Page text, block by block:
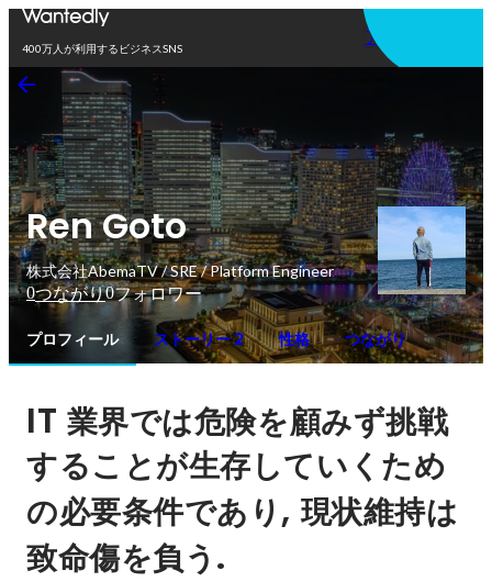
400万人が利用するビジネスSNS
アプリを使う
Ren Goto
株式会社AbemaTV / SRE / Platform Engineer
0つながり0フォロワー
プロフィール ストーリー 2 性格 つながり
IT 業界では危険を顧みず挑戦
することが生存していくため
の必要条件であり , 現状維持は
致命傷を負う .